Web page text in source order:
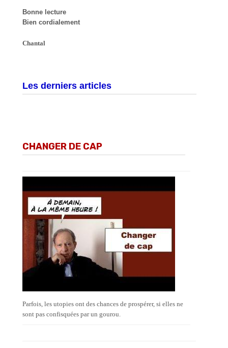
Bonne lecture
Bien cordialement
Chantal
Les derniers articles
CHANGER DE CAP
Parfois, les utopies ont des chances de prospérer, si elles ne
sont pas confisquées par un gourou.